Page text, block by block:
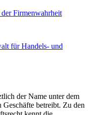
Firmenwahrheit
für Handels- und
der Name unter dem
Geschäfte betreibt. Zu den